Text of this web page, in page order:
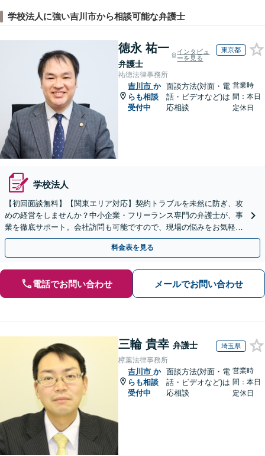
学校法人に強い吉川市から相談可能な弁護士
徳永 祐一
弁護士
インタビュ
ーを見る
東京都
祐徳法律事務所
吉川市 か
らも相談
受付中
面談方法(対面・電
話・ビデオなど)は
応相談
営業時
間：本日
定休日
学校法人
【初回面談無料】【関東エリア対応】契約トラブルを未然に防ぎ、攻
めの経営をしませんか？中小企業・フリーランス専門の弁護士が、事
業を徹底サポート。会社訪問も可能ですので、現場の悩みをお気軽に
ご相談ください。【夜間や休日相談も対応】
料金表を見る
電話でお問い合わせ メールでお問い合わせ
三輪 貴幸 弁護士 埼玉県
樟葉法律事務所
吉川市 か
らも相談
受付中
面談方法(対面・電
話・ビデオなど)は
応相談
営業時
間：本日
定休日